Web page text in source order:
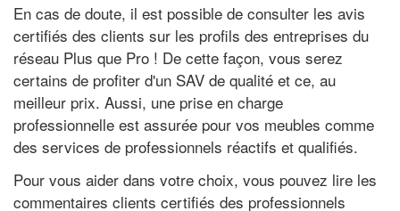
En cas de doute, il est possible de consulter les avis
certifiés des clients sur les profils des entreprises du
réseau Plus que Pro ! De cette façon, vous serez
certains de profiter d'un SAV de qualité et ce, au
meilleur prix. Aussi, une prise en charge
professionnelle est assurée pour vos meubles comme
des services de professionnels réactifs et qualifiés.
Pour vous aider dans votre choix, vous pouvez lire les
commentaires clients certifiés des professionnels